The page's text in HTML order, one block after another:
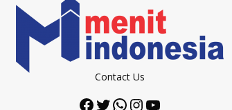
Contact Us
Facebook
Twitter
WhatsApp
Instagram
YouTube